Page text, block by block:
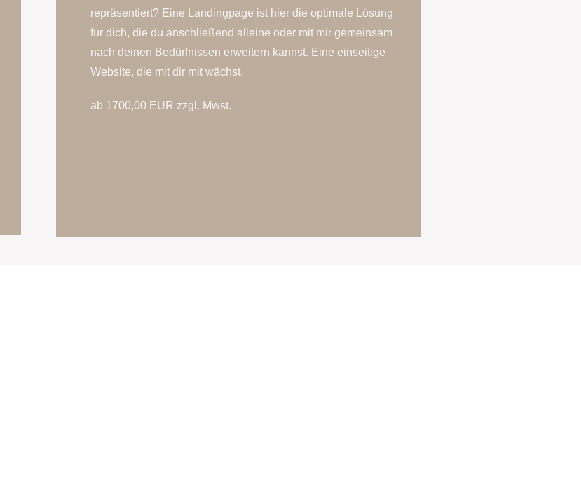
repräsentiert? Eine Landingpage ist hier die optimale Lösung
für dich, die du anschließend alleine oder mit mir gemeinsam
nach deinen Bedürfnissen erweitern kannst. Eine einseitige
Website, die mit dir mit wächst.
ab 1700,00 EUR zzgl. Mwst.